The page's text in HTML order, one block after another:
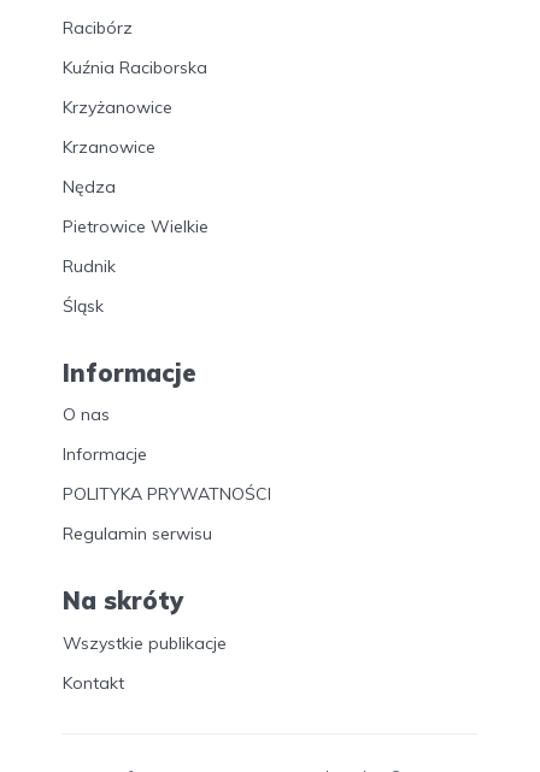
Racibórz
Kuźnia Raciborska
Krzyżanowice
Krzanowice
Nędza
Pietrowice Wielkie
Rudnik
Śląsk
Informacje
O nas
Informacje
POLITYKA PRYWATNOŚCI
Regulamin serwisu
Na skróty
Wszystkie publikacje
Kontakt